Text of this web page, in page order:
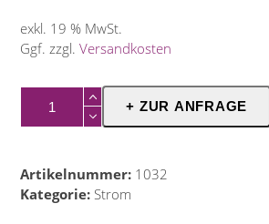
exkl. 19 % MwSt.
Ggf. zzgl.Versandkosten
Schuko
+ ZUR ANFRAGE
Artikelnummer: 1032
Kategorie: Strom